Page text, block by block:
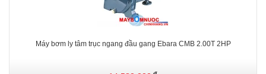
Máy bơm ly tâm trục ngang đầu gang Ebara CMB 2.00T 2HP